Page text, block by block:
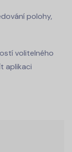
polohy,
volitelného
aplikaci